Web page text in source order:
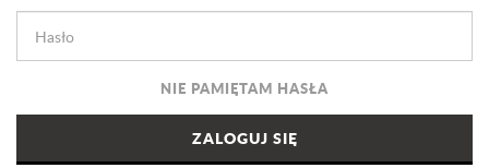
NIE PAMIĘTAM HASŁA